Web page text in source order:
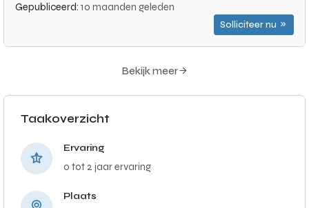
Gepubliceerd: 10 maanden geleden
Solliciteer nu
Bekijk meer
Taakoverzicht
Ervaring
0 tot 2 jaar ervaring
Plaats